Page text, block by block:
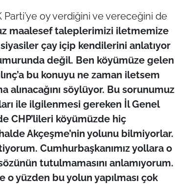
Parti’ye oy verdiğini ve vereceğini de
maalesef taleplerimizi iletmemize
çay içip kendilerini anlatıyor
değil. Ben köyümüze gelen
bu konuyu ne zaman iletsem
alınacağını söylüyor. Bu sorunumuz
ile ilgilenmesi gereken İl Genel
CHP’lileri köyümüzde hiç
Akçeşme’nin yolunu bilmiyorlar.
Cumhurbaşkanımız yollara o
tutulmamasını anlamıyorum.
o yüzden bu yolun yapılması çok